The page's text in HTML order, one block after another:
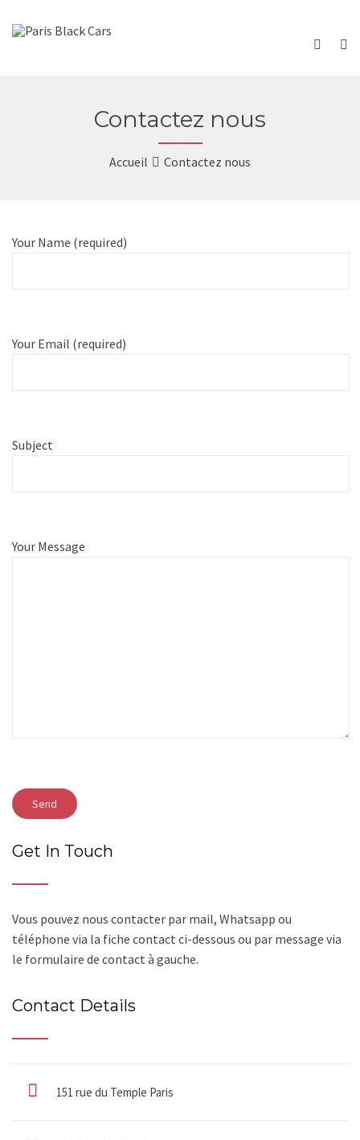
Contactez nous
Accueil Contactez nous
Your Name (required)
Your Email (required)
Subject
Your Message
Get In Touch
Vous pouvez nous contacter par mail, Whatsapp ou
téléphone via la fiche contact ci-dessous ou par message via
le formulaire de contact à gauche.
Contact Details
151 rue du Temple Paris